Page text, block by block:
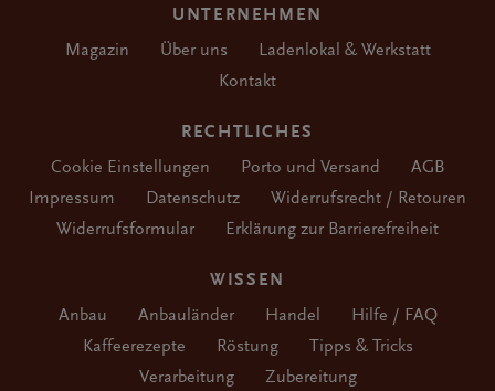
UNTERNEHMEN
Magazin
Über uns
Ladenlokal & Werkstatt
Kontakt
RECHTLICHES
Cookie Einstellungen
Porto und Versand
AGB
Impressum
Datenschutz
Widerrufsrecht / Retouren
Widerrufsformular
Erklärung zur Barrierefreiheit
WISSEN
Anbau
Anbauländer Handel
Hilfe / FAQ
Kaffeerezepte
Röstung
Tipps & Tricks
Verarbeitung
Zubereitung